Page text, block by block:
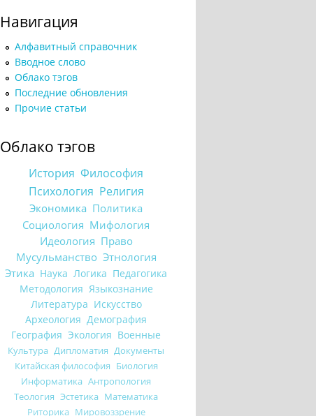
Навигация
Алфавитный справочник
Вводное слово
Облако тэгов
Последние обновления
Прочие статьи
Облако тэгов
История Философия
Психология Религия
Экономика Политика
Социология Мифология
Идеология Право
Мусульманство Этнология
Этика Наука Логика Педагогика
Методология Языкознание
Литература Искусство
Археология Демография
География Экология Военные
Культура Дипломатия Документы
Китайская философия Биология
Информатика Антропология
Теология Эстетика Математика
Риторика Мировоззрение